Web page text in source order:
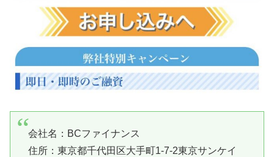
会社名： BCファイナンス
住所：東京都千代田区大手町1-7-2東京サンケイ